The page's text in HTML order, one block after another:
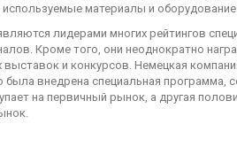
используемые материалы и
лидерами многих рейтингов
Кроме того, они неоднократно
и конкурсов. Немецкая
была внедрена специальная программа,
на первичный рынок, а другая